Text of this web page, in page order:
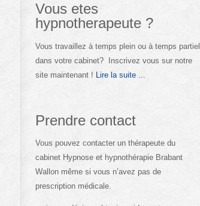
Vous etes
hypnotherapeute ?
Vous travaillez à temps plein ou à temps partiel
dans votre cabinet? Inscrivez vous sur notre
site maintenant ! Lire la suite ...
Prendre contact
Vous pouvez contacter un thérapeute du
cabinet Hypnose et hypnothérapie Brabant
Wallon même si vous n’avez pas de
prescription médicale.